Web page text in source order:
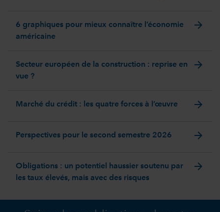
6 graphiques pour mieux connaître l’économie
américaine
arrow_forward
Secteur européen de la construction : reprise en
vue ?
arrow_forward
Marché du crédit : les quatre forces à l’œuvre arrow_forward
Perspectives pour le second semestre 2026 arrow_forward
Obligations : un potentiel haussier soutenu par
les taux élevés, mais avec des risques
arrow_forward